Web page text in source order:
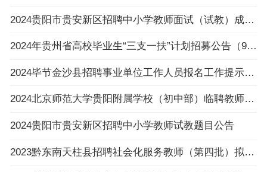
2024贵阳市贵安新区招聘中小学教师面试（试教）成绩、总成绩及进入体检人员名单及体检相关
2024年贵州省高校毕业生“三支一扶”计划招募公告（992人|3.6-3.8报名|3.30笔试）
2024毕节金沙县招聘事业单位工作人员报名工作提示的公告
2024北京师范大学贵阳附属学校（初中部）临聘教师招聘公告（4人|2.23-2.29报名）
2024贵阳市贵安新区招聘中小学教师试教题目公告
2023黔东南天柱县招聘社会化服务教师（第四批）拟录用人员名单公示